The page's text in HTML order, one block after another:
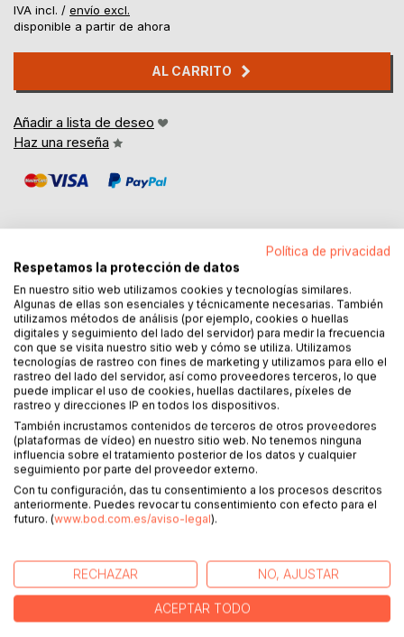
IVA incl. / envío excl.
disponible a partir de ahora
AL CARRITO
Añadir a lista de deseo
Haz una reseña
DESCRIPCIÓN
Congas/Tumbadoras es una guía completa y accesible que
te invita a explorar el mundo rítmico y cultural de uno de los
instrumentos más representativos de la música
afrocubana. A través de un enfoque progresivo y práctico,
este libro te lleva desde lo esencial -como las posiciones,
golpes y técnica básica- hasta ritmos complejos y la
improvisación tradicional.
Incluye patrones como la Marcha (Tumbao), el Guaguancó,
el Songo y otros ritmos, así como adaptaciones de toques
de batá a las congas, además de un capítulo especial
dedicado al Candombe afrouruguayo y su interpretación en
método está diseñado para ser útil tanto a principiantes
como a percusionistas avanzados.
El libro se complementa con material audiovisual disponible
en línea, lo que facilita el aprendizaje interactivo y
Política de privacidad
Respetamos la protección de datos
En nuestro sitio web utilizamos cookies y tecnologías similares.
Algunas de ellas son esenciales y técnicamente necesarias. También
utilizamos métodos de análisis (por ejemplo, cookies o huellas
digitales y seguimiento del lado del servidor) para medir la frecuencia
con que se visita nuestro sitio web y cómo se utiliza. Utilizamos
tecnologías de rastreo con fines de marketing y utilizamos para ello el
rastreo del lado del servidor, así como proveedores terceros, lo que
puede implicar el uso de cookies, huellas dactilares, píxeles de
rastreo y direcciones IP en todos los dispositivos.
También incrustamos contenidos de terceros de otros proveedores
(plataformas de vídeo) en nuestro sitio web. No tenemos ninguna
influencia sobre el tratamiento posterior de los datos y cualquier
seguimiento por parte del proveedor externo.
Con tu configuración, das tu consentimiento a los procesos descritos
anteriormente. Puedes revocar tu consentimiento con efecto para el
futuro. (www.bod.com.es/aviso-legal).
RECHAZAR NO, AJUSTAR
ACEPTAR TODO